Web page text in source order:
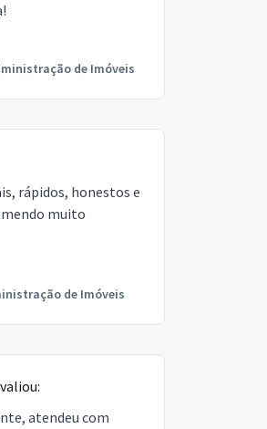
de Imóveis
rápidos, honestos e
muito
de Imóveis
atendeu com